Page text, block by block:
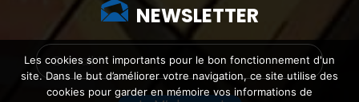
NEWSLETTER
Les cookies sont importants pour le bon fonctionnement d'un
site. Dans le but d’améliorer votre navigation, ce site utilise des
cookies pour garder en mémoire vos informations de